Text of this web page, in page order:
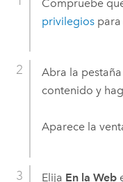
Compruebe
privilegiospara
Abra la pestaña
contenido y
Aparece la
Elija En la Web